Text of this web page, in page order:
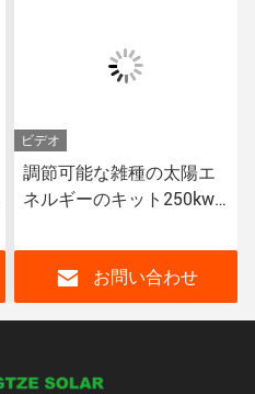
ビデオ
多結晶性雑種の太陽系の
キット インバーター3段
お問い合わせ